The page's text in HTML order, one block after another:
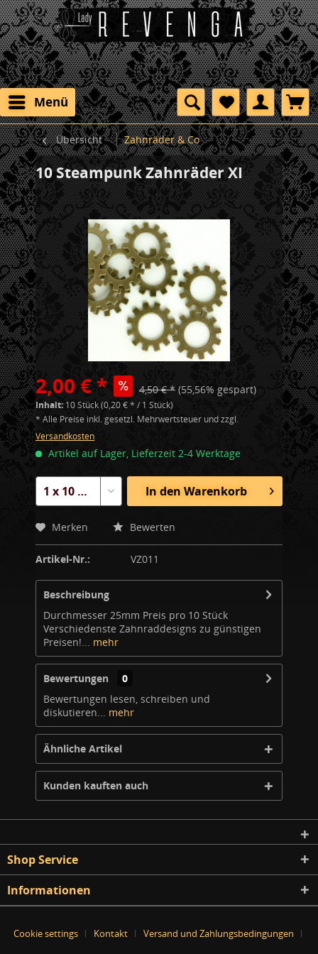
Menü
Übersicht Zahnräder & Co
10 Steampunk Zahnräder XI
2,00 € * 4,50 € * (55,56% gespart)
Inhalt: 10 Stück (0,20 € * / 1 Stück)
* Alle Preise inkl. gesetzl. Mehrwertsteuer und zzgl.
Versandkosten
Artikel auf Lager, Lieferzeit 2-4 Werktage
In den Warenkorb
Merken Bewerten
Artikel-Nr.: VZ011
Beschreibung
Durchmesser 25mm Preis pro 10 Stück
Verschiedenste Zahnraddesigns zu günstigen
Preisen!... mehr
Bewertungen
0
Bewertungen lesen, schreiben und
diskutieren... mehr
Ähnliche Artikel
Kunden kauften auch
Shop Service
Informationen
Cookie settings Kontakt
Versand und Zahlungsbedingungen